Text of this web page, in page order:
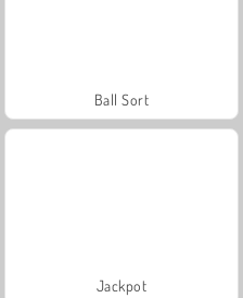
Ball Sort
Jackpot